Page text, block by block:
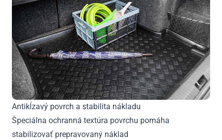
Antikĺzavý povrch a stabilita nákladu
Špeciálna ochranná textúra povrchu pomáha
stabilizovať prepravovaný náklad